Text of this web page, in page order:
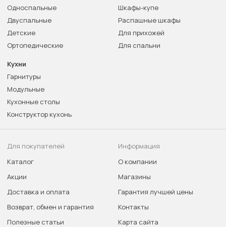
Односпальные
Двуспальные
Детские
Ортопедические
Шкафы-купе
Распашные шкафы
Для прихожей
Для спальни
Кухни
Гарнитуры
Модульные
Кухонные столы
Конструктор кухонь
Для покупателей
Каталог
Акции
Доставка и оплата
Возврат, обмен и гарантия
Полезные статьи
Информация
О компании
Магазины
Гарантия лучшей цены
Контакты
Карта сайта